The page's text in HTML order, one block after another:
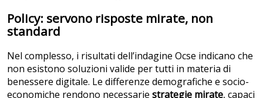
Policy: servono risposte mirate, non
standard
Nel complesso, i risultati dell’indagine Ocse indicano che
non esistono soluzioni valide per tutti in materia di
benessere digitale. Le differenze demografiche e socio-
economiche rendono necessarie strategie mirate, capaci